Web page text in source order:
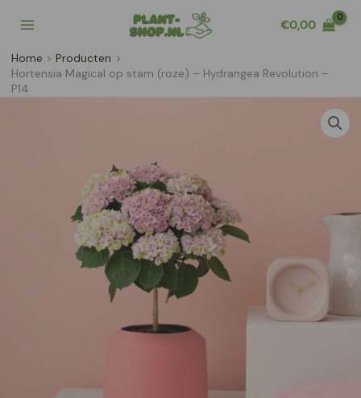
naar
inhoud
€0,00
Home
Producten
Hortensia Magical op stam (roze) – Hydrangea Revolution –
P14